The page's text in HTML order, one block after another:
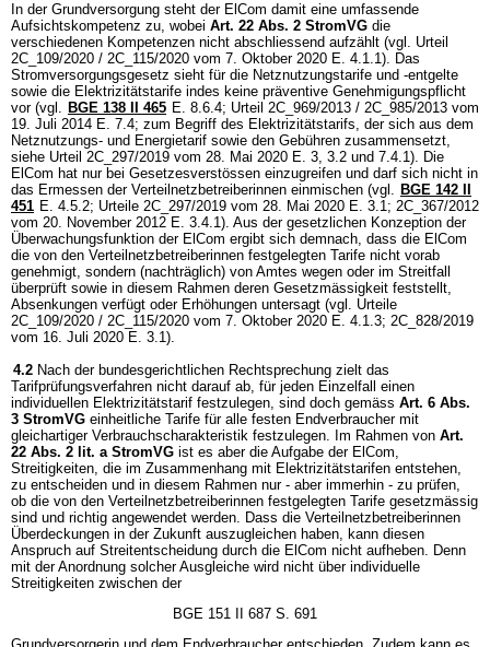
In der Grundversorgung steht der ElCom damit eine umfassende
Aufsichtskompetenz zu, wobei Art. 22 Abs. 2 StromVG die
verschiedenen Kompetenzen nicht abschliessend aufzählt (vgl. Urteil
2C_109/2020 / 2C_115/2020 vom 7. Oktober 2020 E. 4.1.1). Das
Stromversorgungsgesetz sieht für die Netznutzungstarife und -entgelte
sowie die Elektrizitätstarife indes keine präventive Genehmigungspflicht
vor (vgl. BGE 138 II 465 E. 8.6.4; Urteil 2C_969/2013 / 2C_985/2013 vom
19. Juli 2014 E. 7.4; zum Begriff des Elektrizitätstarifs, der sich aus dem
Netznutzungs- und Energietarif sowie den Gebühren zusammensetzt,
siehe Urteil 2C_297/2019 vom 28. Mai 2020 E. 3, 3.2 und 7.4.1). Die
ElCom hat nur bei Gesetzesverstössen einzugreifen und darf sich nicht in
das Ermessen der Verteilnetzbetreiberinnen einmischen (vgl. BGE 142 II
451 E. 4.5.2; Urteile 2C_297/2019 vom 28. Mai 2020 E. 3.1; 2C_367/2012
vom 20. November 2012 E. 3.4.1). Aus der gesetzlichen Konzeption der
Überwachungsfunktion der ElCom ergibt sich demnach, dass die ElCom
die von den Verteilnetzbetreiberinnen festgelegten Tarife nicht vorab
genehmigt, sondern (nachträglich) von Amtes wegen oder im Streitfall
überprüft sowie in diesem Rahmen deren Gesetzmässigkeit feststellt,
Absenkungen verfügt oder Erhöhungen untersagt (vgl. Urteile
2C_109/2020 / 2C_115/2020 vom 7. Oktober 2020 E. 4.1.3; 2C_828/2019
vom 16. Juli 2020 E. 3.1).
4.2 Nach der bundesgerichtlichen Rechtsprechung zielt das
Tarifprüfungsverfahren nicht darauf ab, für jeden Einzelfall einen
individuellen Elektrizitätstarif festzulegen, sind doch gemäss Art. 6 Abs.
3 StromVG einheitliche Tarife für alle festen Endverbraucher mit
gleichartiger Verbrauchscharakteristik festzulegen. Im Rahmen von Art.
22 Abs. 2 lit. a StromVG ist es aber die Aufgabe der ElCom,
Streitigkeiten, die im Zusammenhang mit Elektrizitätstarifen entstehen,
zu entscheiden und in diesem Rahmen nur - aber immerhin - zu prüfen,
ob die von den Verteilnetzbetreiberinnen festgelegten Tarife gesetzmässig
sind und richtig angewendet werden. Dass die Verteilnetzbetreiberinnen
Überdeckungen in der Zukunft auszugleichen haben, kann diesen
Anspruch auf Streitentscheidung durch die ElCom nicht aufheben. Denn
mit der Anordnung solcher Ausgleiche wird nicht über individuelle
Streitigkeiten zwischen der
BGE 151 II 687 S. 691